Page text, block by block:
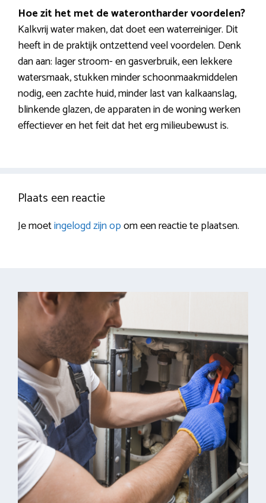
Hoe zit het met de waterontharder voordelen?
Kalkvrij water maken, dat doet een waterreiniger. Dit
heeft in de praktijk ontzettend veel voordelen. Denk
dan aan: lager stroom- en gasverbruik, een lekkere
watersmaak, stukken minder schoonmaakmiddelen
nodig, een zachte huid, minder last van kalkaanslag,
blinkende glazen, de apparaten in de woning werken
effectiever en het feit dat het erg milieubewust is.
Plaats een reactie
Je moetingelogd zijn opom een reactie te plaatsen.